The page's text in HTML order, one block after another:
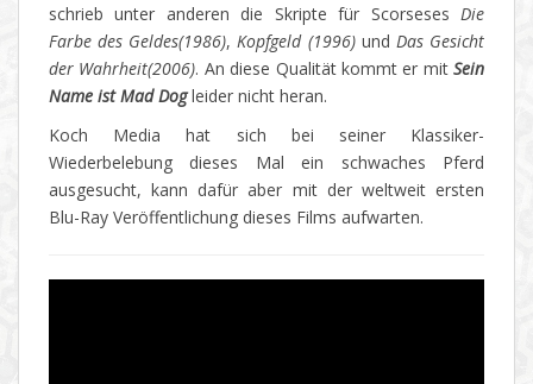
schrieb unter anderen die Skripte für Scorseses Die
Farbe des Geldes(1986),Kopfgeld (1996)und Das Gesicht
der Wahrheit(2006). An diese Qualität kommt er mit Sein
Name ist Mad Dog leider nicht heran.
Koch Media hat sich bei seiner Klassiker-
Wiederbelebung dieses Mal ein schwaches Pferd
ausgesucht, kann dafür aber mit der weltweit ersten
Blu-Ray Veröffentlichung dieses Films aufwarten.